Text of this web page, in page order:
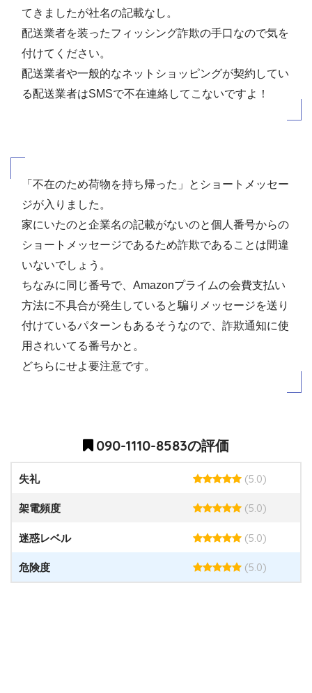
てきましたが社名の記載なし。
配送業者を装ったフィッシング詐欺の手口なので気を
付けてください。
配送業者や一般的なネットショッピングが契約してい
る配送業者はSMSで不在連絡してこないですよ！
「不在のため荷物を持ち帰った」とショートメッセー
ジが入りました。
家にいたのと企業名の記載がないのと個人番号からの
ショートメッセージであるため詐欺であることは間違
いないでしょう。
ちなみに同じ番号で、Amazonプライムの会費支払い
方法に不具合が発生していると騙りメッセージを送り
付けているパターンもあるそうなので、詐欺通知に使
用されいてる番号かと。
どちらにせよ要注意です。
090-1110-8583の評価
失礼 (5.0)
架電頻度 (5.0)
迷惑レベル (5.0)
危険度 (5.0)